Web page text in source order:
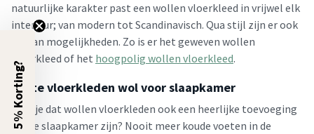
natuurlijke karakter past een wollen vloerkleed in vrijwel elk
interieur; van modern tot Scandinavisch. Qua stijl zijn er ook
tal van mogelijkheden. Zo is er het geweven wollen
vloerkleed of het hoogpolig wollen vloerkleed.
Beste vloerkleden wol voor slaapkamer
Wist je dat wollen vloerkleden ook een heerlijke toevoeging
aan je slaapkamer zijn? Nooit meer koude voeten in de
5% Korting?